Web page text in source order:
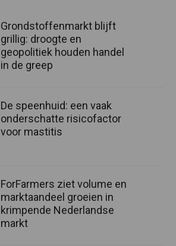
Grondstoffenmarkt blijft
grillig: droogte en
geopolitiek houden handel
in de greep
De speenhuid: een vaak
onderschatte risicofactor
voor mastitis
ForFarmers ziet volume en
marktaandeel groeien in
krimpende Nederlandse
markt